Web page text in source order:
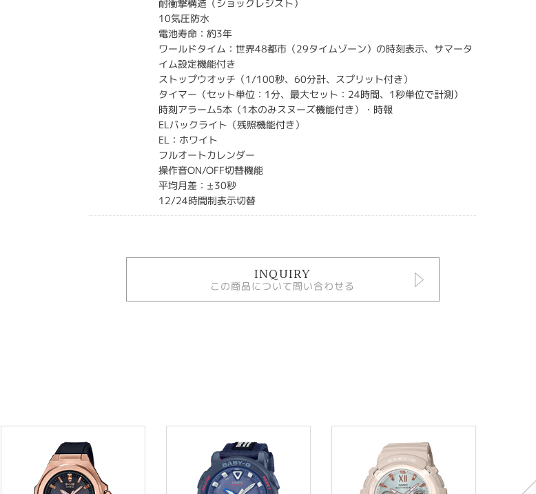
耐衝撃構造（ショックレジスト）
10気圧防水
電池寿命：約3年
ワールドタイム：世界48都市（29タイムゾーン）の時刻表示、サマータ
イム設定機能付き
ストップウオッチ（1/100秒、60分計、スプリット付き）
タイマー（セット単位：1分、最大セット：24時間、1秒単位で計測）
時刻アラーム5本（1本のみスヌーズ機能付き）・時報
ELバックライト（残照機能付き）
EL：ホワイト
フルオートカレンダー
操作音ON/OFF切替機能
平均月差：±30秒
12/24時間制表示切替
INQUIRY
この商品について問い合わせる